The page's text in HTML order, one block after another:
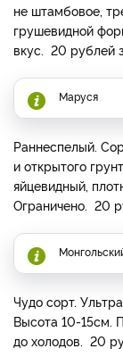
не штамбовое,
грушевидной
вкус. 20 рублей
Маруся
Раннеспелый.
и открытого
яйцевидный,
Ограничено. 20
Чудо сорт.
Высота 10-15см.
до холодов. 20